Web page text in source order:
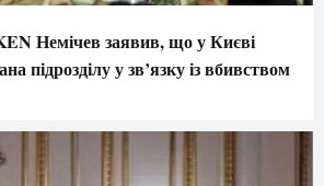
Немічев заявив, що у Києві
підрозділу у зв’язку із вбивством